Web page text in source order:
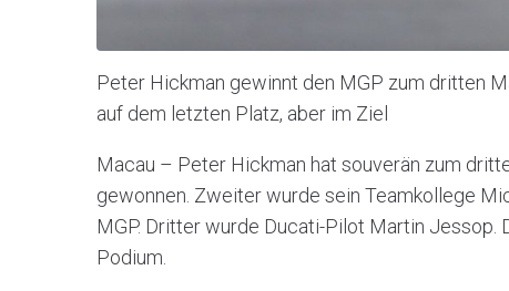
Peter Hickman gewinnt den MGP zum dritten
auf dem letzten Platz, aber im Ziel
Macau – Peter Hickman hat souverän zum
gewonnen. Zweiter wurde sein Teamkollege
MGP. Dritter wurde Ducati-Pilot Martin
Podium.